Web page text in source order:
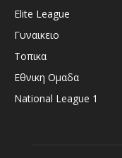
Elite League
Γυναικειο
Τοπικα
Εθνικη Ομαδα
National League 1